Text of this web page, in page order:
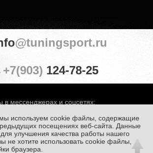
в мессенджерах и соцсетях:
@tuningsport.ru
+7(903) 124-78-25
1998 — 2026 Политика конфиденциальности
используем cookie файлы, содержащие
посещениях веб-сайта. Данные
улучшения качества работы нашего
не хотите использовать cookie файлы,
браузера.